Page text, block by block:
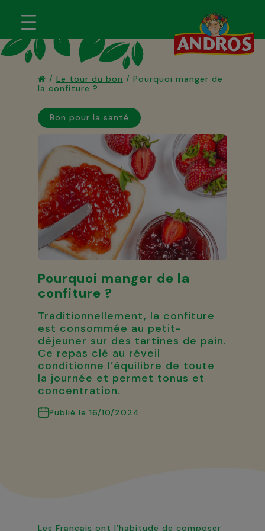
/ Le tour du bon / Pourquoi manger de
la confiture ?
Bon pour la santé
Pourquoi manger de la
confiture ?
Traditionnellement, la confiture
est consommée au petit-
déjeuner sur des tartines de pain.
Ce repas clé au réveil
conditionne l’équilibre de toute
la journée et permet tonus et
concentration.
Publié le 16/10/2024
Les Français ont l’habitude de composer